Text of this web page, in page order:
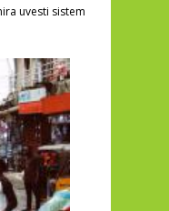
uvesti sistem